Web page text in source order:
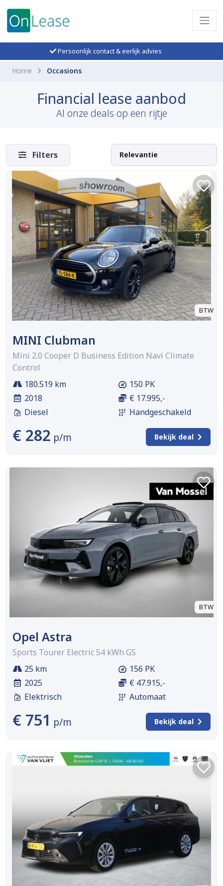
Persoonlijk contact & eerlijk advies
Home Occasions
Financial lease aanbod
Al onze deals op een rijtje
Filters
BTW
MINI Clubman
Mini 2.0 Cooper D Business Edition Navi Climate
Control
180.519 km
2018
Diesel
150 PK
€ 17.995,-
Handgeschakeld
€ 282 p/m Bekijk deal
BTW
Opel Astra
Sports Tourer Electric 54 kWh GS
25 km
2025
Elektrisch
156 PK
€ 47.915,-
Automaat
€ 751 p/m Bekijk deal